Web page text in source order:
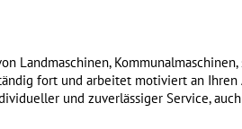
Landmaschinen, Kommunalmaschinen,
fort und arbeitet motiviert an Ihren
und zuverlässiger Service,